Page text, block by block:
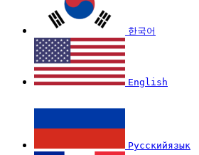
한국어
English
Русскийязык